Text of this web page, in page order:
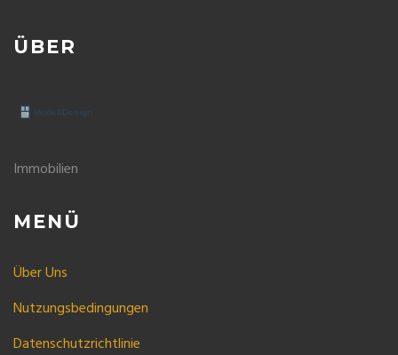
ÜBER
Immobilien
MENÜ
Über Uns
Nutzungsbedingungen
Datenschutzrichtlinie